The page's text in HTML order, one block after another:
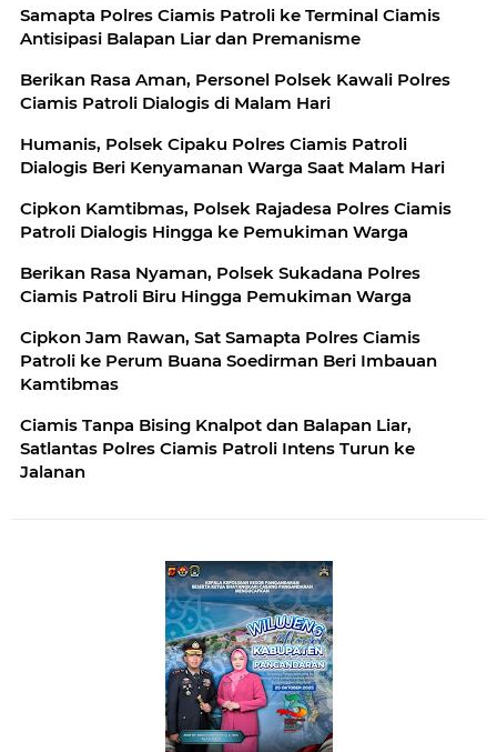
Samapta Polres Ciamis Patroli ke Terminal Ciamis
Antisipasi Balapan Liar dan Premanisme
Berikan Rasa Aman, Personel Polsek Kawali Polres
Ciamis Patroli Dialogis di Malam Hari
Humanis, Polsek Cipaku Polres Ciamis Patroli
Dialogis Beri Kenyamanan Warga Saat Malam Hari
Cipkon Kamtibmas, Polsek Rajadesa Polres Ciamis
Patroli Dialogis Hingga ke Pemukiman Warga
Berikan Rasa Nyaman, Polsek Sukadana Polres
Ciamis Patroli Biru Hingga Pemukiman Warga
Cipkon Jam Rawan, Sat Samapta Polres Ciamis
Patroli ke Perum Buana Soedirman Beri Imbauan
Kamtibmas
Ciamis Tanpa Bising Knalpot dan Balapan Liar,
Satlantas Polres Ciamis Patroli Intens Turun ke
Jalanan